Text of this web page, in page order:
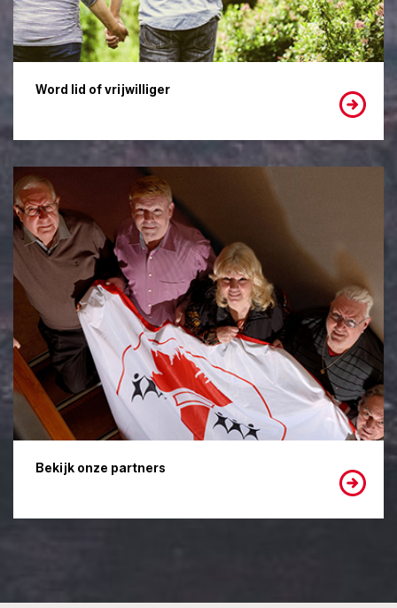
Word lid of vrijwilliger
Bekijk onze partners